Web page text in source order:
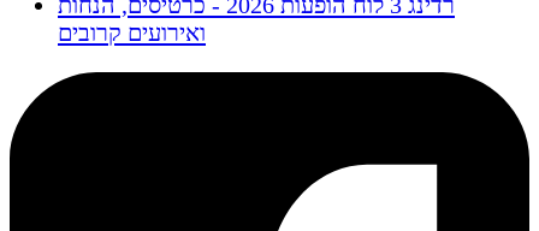
ואירועים קרובים